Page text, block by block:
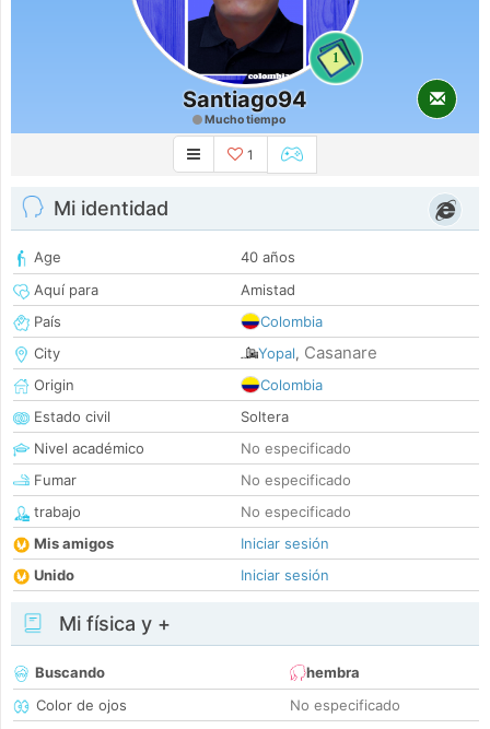
1
Santiago94
Mucho tiempo
1
Mi identidad
Age
40 años
Aquí para
Amistad
País
Colombia
City
Yopal, Casanare
Origin
Colombia
Estado civil
Soltera
Nivel académico
No especificado
Fumar
No especificado
trabajo
No especificado
Mis amigos
Iniciar sesión
Unido
Iniciar sesión
Mi física y +
Buscando
hembra
Color de ojos
No especificado